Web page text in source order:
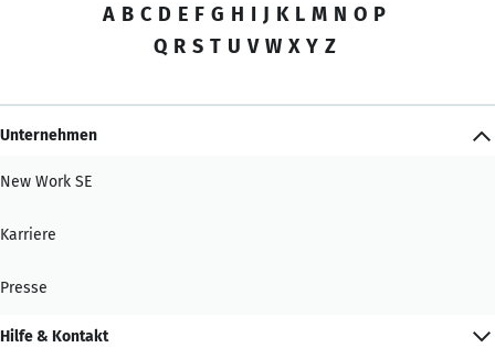
A B C D E F G H I J K L M N O P
Q R S T U V W X Y Z
Unternehmen
New Work SE
Karriere
Presse
Hilfe & Kontakt